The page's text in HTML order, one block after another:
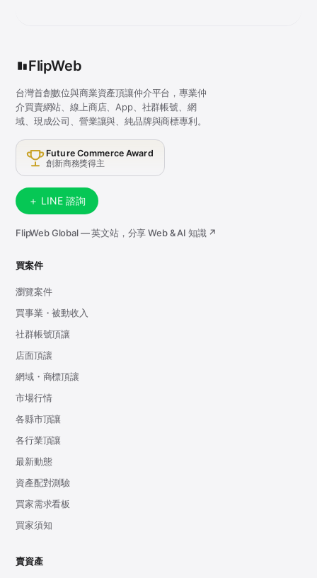
FlipWeb
台灣首創數位與商業資產頂讓仲介平台，專業仲
介買賣網站、線上商店、App、社群帳號、網
域、現成公司、營業讓與、純品牌與商標專利。
Future Commerce Award
創新商務獎得主
＋ LINE 諮詢
FlipWeb Global — 英文站，分享 Web & AI 知識 ↗
買案件
瀏覽案件
買事業・被動收入
社群帳號頂讓
店面頂讓
網域・商標頂讓
市場行情
各縣市頂讓
各行業頂讓
最新動態
資產配對測驗
買家需求看板
買家須知
賣資產